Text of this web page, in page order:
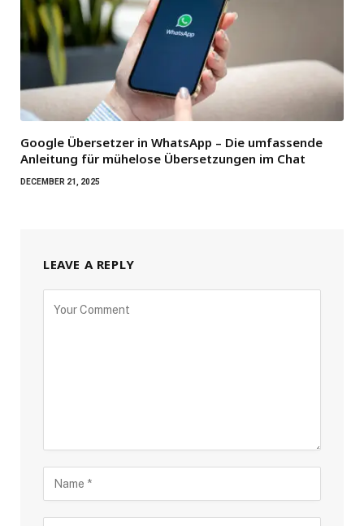
Google Übersetzer in WhatsApp – Die umfassende
Anleitung für mühelose Übersetzungen im Chat
DECEMBER 21, 2025
LEAVE A REPLY